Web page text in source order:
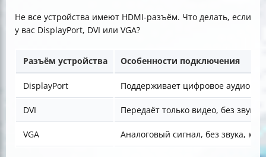
Не все устройства имеют HDMI-разъём. Что делать, если
у вас DisplayPort, DVI или VGA?
Разъём устройства Особенности подключения
DisplayPort Поддерживает цифровое аудио и
DVI Передаёт только видео, без звука
VGA Аналоговый сигнал, без звука,